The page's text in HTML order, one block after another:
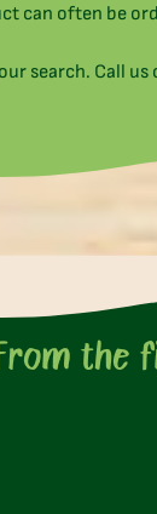
can often be
search. Call us
the